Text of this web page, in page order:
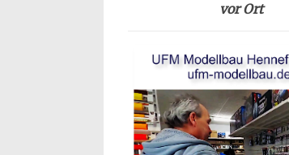
vor Ort